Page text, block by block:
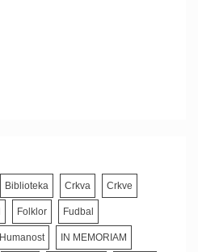
Biblioteka Crkva Crkve
Folklor Fudbal
Humanost IN MEMORIAM